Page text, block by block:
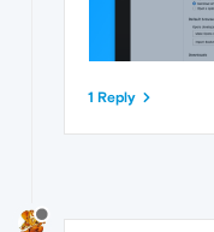
1 Reply